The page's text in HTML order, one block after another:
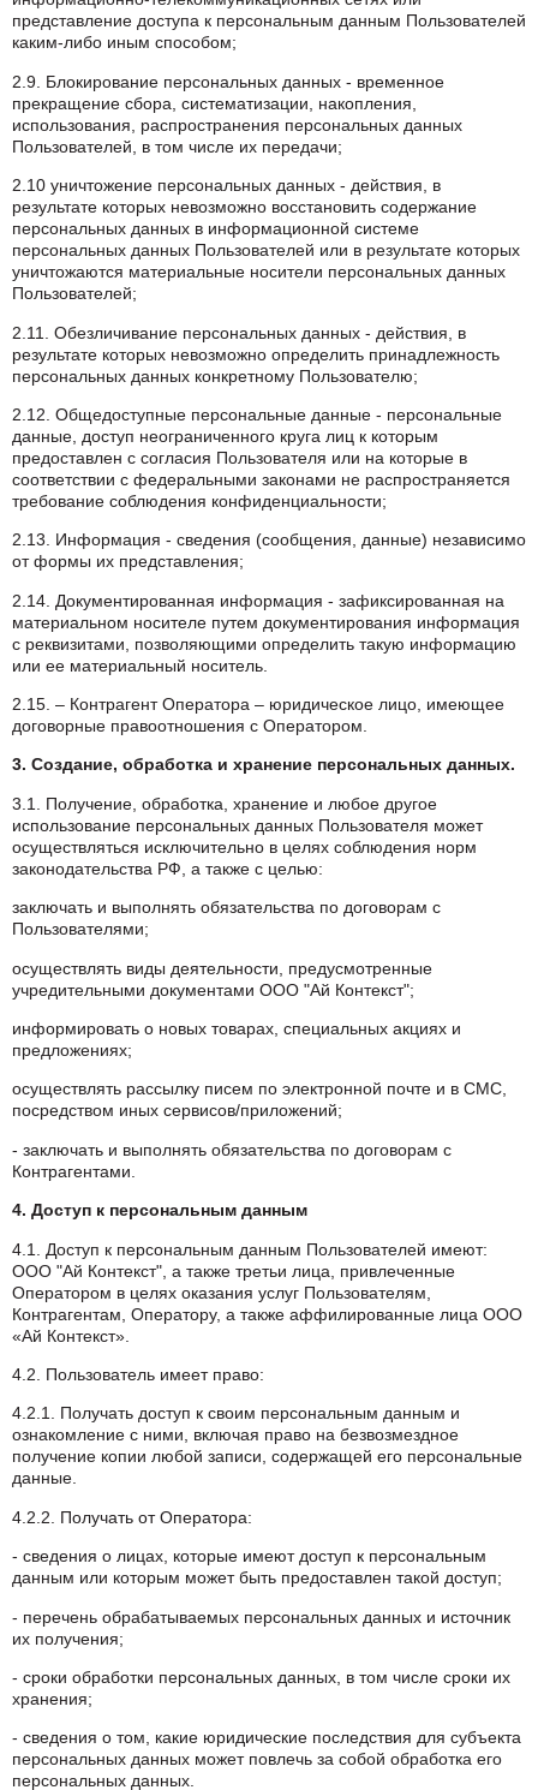
представление доступа к персональным данным Пользователей
каким-либо иным способом;
2.9. Блокирование персональных данных - временное
прекращение сбора, систематизации, накопления,
использования, распространения персональных данных
Пользователей, в том числе их передачи;
2.10 уничтожение персональных данных - действия, в
результате которых невозможно восстановить содержание
персональных данных в информационной системе
персональных данных Пользователей или в результате которых
уничтожаются материальные носители персональных данных
Пользователей;
2.11. Обезличивание персональных данных - действия, в
результате которых невозможно определить принадлежность
персональных данных конкретному Пользователю;
2.12. Общедоступные персональные данные - персональные
данные, доступ неограниченного круга лиц к которым
предоставлен с согласия Пользователя или на которые в
соответствии с федеральными законами не распространяется
требование соблюдения конфиденциальности;
2.13. Информация - сведения (сообщения, данные) независимо
от формы их представления;
2.14. Документированная информация - зафиксированная на
материальном носителе путем документирования информация
с реквизитами, позволяющими определить такую информацию
или ее материальный носитель.
2.15. – Контрагент Оператора – юридическое лицо, имеющее
договорные правоотношения с Оператором.
3. Создание, обработка и хранение персональных данных.
3.1. Получение, обработка, хранение и любое другое
использование персональных данных Пользователя может
осуществляться исключительно в целях соблюдения норм
законодательства РФ, а также с целью:
заключать и выполнять обязательства по договорам с
Пользователями;
осуществлять виды деятельности, предусмотренные
учредительными документами ООО "Ай Контекст";
информировать о новых товарах, специальных акциях и
предложениях;
осуществлять рассылку писем по электронной почте и в СМС,
посредством иных сервисов/приложений;
- заключать и выполнять обязательства по договорам с
Контрагентами.
4. Доступ к персональным данным
4.1. Доступ к персональным данным Пользователей имеют:
ООО "Ай Контекст", а также третьи лица, привлеченные
Оператором в целях оказания услуг Пользователям,
Контрагентам, Оператору, а также аффилированные лица ООО
«Ай Контекст».
4.2. Пользователь имеет право:
4.2.1. Получать доступ к своим персональным данным и
ознакомление с ними, включая право на безвозмездное
получение копии любой записи, содержащей его персональные
данные.
4.2.2. Получать от Оператора:
- сведения о лицах, которые имеют доступ к персональным
данным или которым может быть предоставлен такой доступ;
- перечень обрабатываемых персональных данных и источник
их получения;
- сроки обработки персональных данных, в том числе сроки их
хранения;
- сведения о том, какие юридические последствия для субъекта
персональных данных может повлечь за собой обработка его
персональных данных.